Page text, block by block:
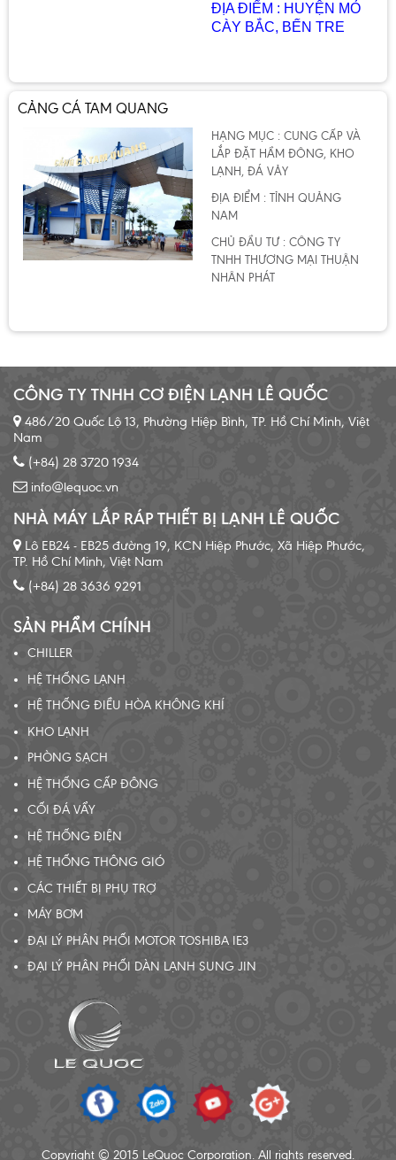
ĐỊA ĐIỂM : HUYỆN MỎ
CÀY BẮC, BẾN TRE
CẢNG CÁ TAM QUANG
HẠNG MỤC : CUNG CẤP VÀ
LẮP ĐẶT HẦM ĐÔNG, KHO
LẠNH, ĐÁ VẢY
ĐỊA ĐIỂM : TỈNH QUẢNG
NAM
CHỦ ĐẦU TƯ : CÔNG TY
TNHH THƯƠNG MẠI THUẬN
NHÂN PHÁT
CÔNG TY TNHH CƠ ĐIỆN LẠNH LÊ QUỐC
486/20 Quốc Lộ 13, Phường Hiệp Bình, TP. Hồ Chí Minh, Việt
Nam
(+84) 28 3720 1934
info@lequoc.vn
NHÀ MÁY LẮP RÁP THIẾT BỊ LẠNH LÊ QUỐC
Lô EB24 - EB25 đường 19, KCN Hiệp Phước, Xã Hiệp Phước,
TP. Hồ Chí Minh, Việt Nam
(+84) 28 3636 9291
SẢN PHẨM CHÍNH
CHILLER
HỆ THỐNG LẠNH
HỆ THỐNG ĐIỀU HÒA KHÔNG KHÍ
KHO LẠNH
PHÒNG SẠCH
HỆ THỐNG CẤP ĐÔNG
CỐI ĐÁ VẨY
HỆ THỐNG ĐIỆN
HỆ THỐNG THÔNG GIÓ
CÁC THIẾT BỊ PHỤ TRỢ
MÁY BƠM
ĐẠI LÝ PHÂN PHỐI MOTOR TOSHIBA IE3
ĐẠI LÝ PHÂN PHỐI DÀN LẠNH SUNG JIN
Copyright © 2015 LeQuoc Corporation. All rights reserved.